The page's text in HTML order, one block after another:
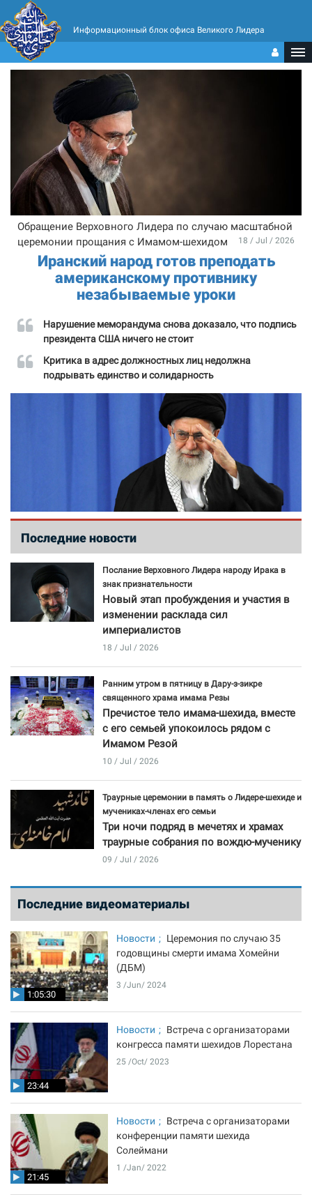
Информационный блок офиса Великого Лидера
Обращение Верховного Лидера по случаю масштабной
церемонии прощания с Имамом-шехидом
18 / Jul / 2026
Иранский народ готов преподать
американскому противнику
незабываемые уроки
Нарушение меморандума снова доказало, что подпись
президента США ничего не стоит
Критика в адрес должностных лиц недолжна
подрывать единство и солидарность
Последние новости
Послание Верховного Лидера народу Ирака в
знак признательности
Новый этап пробуждения и участия в
изменении расклада сил
империалистов
18 / Jul / 2026
Ранним утром в пятницу в Дару-з-зикре
священного храма имама Резы
Пречистое тело имама-шехида, вместе
с его семьей упокоилось рядом с
Имамом Резой
10 / Jul / 2026
Траурные церемонии в память о Лидере-шехиде и
мучениках-членах его семьи
Три ночи подряд в мечетях и храмах
траурные собрания по вождю-мученику
09 / Jul / 2026
Последние видеоматериалы
1:05:30
Новости
Церемония по случаю 35
годовщины смерти имама Хомейни
(ДБМ)
3 /Jun/ 2024
23:44
Новости
Встреча с организаторами
конгресса памяти шехидов Лорестана
25 /Oct/ 2023
21:45
Новости
Встреча с организаторами
конференции памяти шехида
Солеймани
1 /Jan/ 2022